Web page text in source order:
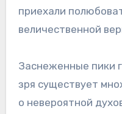
приехали
величественной
Заснеженные пики
зря существует
о невероятной